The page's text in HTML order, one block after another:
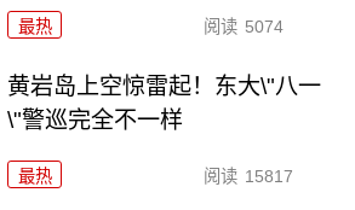
最热 阅读 5074
黄岩岛上空惊雷起！东大\"八一
\"警巡完全不一样
最热 阅读 15817